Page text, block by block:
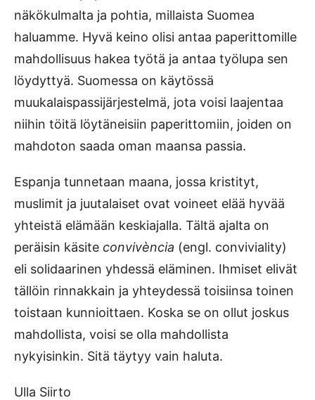
näkökulmalta ja pohtia, millaista Suomea
haluamme. Hyvä keino olisi antaa paperittomille
mahdollisuus hakea työtä ja antaa työlupa sen
löydyttyä. Suomessa on käytössä
muukalaispassijärjestelmä, jota voisi laajentaa
niihin töitä löytäneisiin paperittomiin, joiden on
mahdoton saada oman maansa passia.
Espanja tunnetaan maana, jossa kristityt,
muslimit ja juutalaiset ovat voineet elää hyvää
yhteistä elämään keskiajalla. Tältä ajalta on
peräisin käsite convivència (engl. conviviality)
eli solidaarinen yhdessä eläminen. Ihmiset elivät
tällöin rinnakkain ja yhteydessä toisiinsa toinen
toistaan kunnioittaen. Koska se on ollut joskus
mahdollista, voisi se olla mahdollista
nykyisinkin. Sitä täytyy vain haluta.
Ulla Siirto